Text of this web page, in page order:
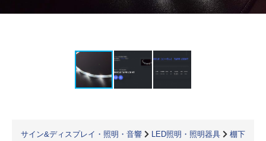
サイン&ディスプレイ・照明・音響 LED照明・照明器具
棚下